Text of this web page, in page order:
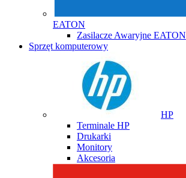
EATON
Zasilacze Awaryjne EATON
Sprzęt komputerowy
HP
Terminale HP
Drukarki
Monitory
Akcesoria